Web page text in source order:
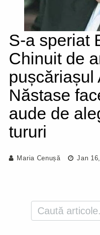
S-a speriat
Chinuit de
pușcăriașul
Năstase
aude de
tururi
Maria Cenușă Jan